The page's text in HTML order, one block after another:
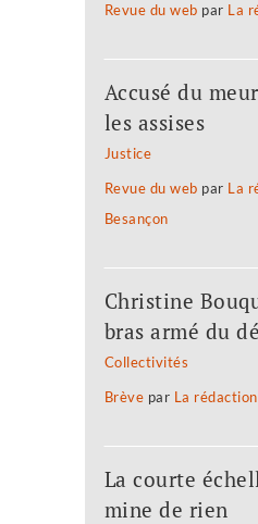
Revue du web par La
Accusé du
les assises
Justice
Revue du web par La
Besançon
Christine
bras armé du
Collectivités
Brève par La rédaction
La courte
mine de rien